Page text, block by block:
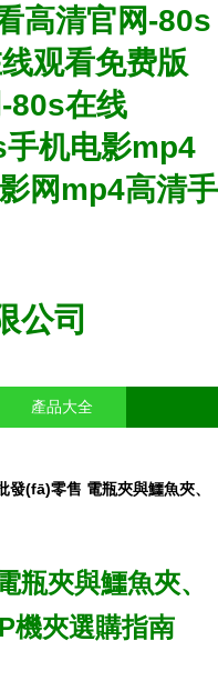
高清官网-80s
观看免费版
80s在线
机电影mp4
网mp4高清手
公司
產品大全
發(fā)零售 電瓶夾與鱷魚夾、
瓶夾與鱷魚夾、
機夾選購指南